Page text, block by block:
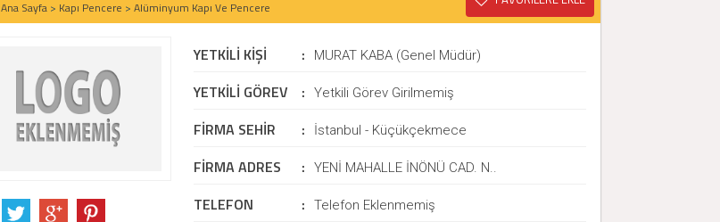
Ana Sayfa > Kapı Pencere > Alüminyum Kapı Ve Pencere
YETKİLİ KİŞİ : MURAT KABA (Genel Müdür)
YETKİLİ GÖREV : Yetkili Görev Girilmemiş
FİRMA SEHİR : İstanbul - Küçükçekmece
FİRMA ADRES : YENİ MAHALLE İNÖNÜ CAD. N..
TELEFON : Telefon Eklenmemiş